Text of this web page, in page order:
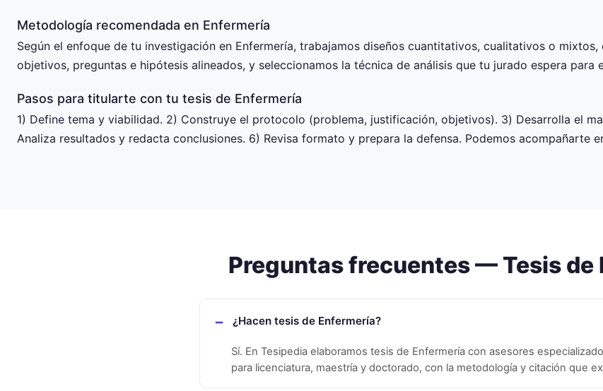
Metodología recomendada en Enfermería
Según el enfoque de tu investigación en Enfermería, trabajamos diseños cuantitativos, cualitativos o
objetivos, preguntas e hipótesis alineados, y seleccionamos la técnica de análisis que tu jurado espera para
Pasos para titularte con tu tesis de Enfermería
1) Define tema y viabilidad. 2) Construye el protocolo (problema, justificación, objetivos). 3) Desarrolla el
Analiza resultados y redacta conclusiones. 6) Revisa formato y prepara la defensa. Podemos acompañarte
Preguntas frecuentes — Tesis de
¿Hacen tesis de Enfermería?
Sí. En Tesipedia elaboramos tesis de Enfermería con asesores
para licenciatura, maestría y doctorado, con la metodología y citación que